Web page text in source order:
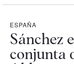
ESPAÑA
Sánchez
conjunta